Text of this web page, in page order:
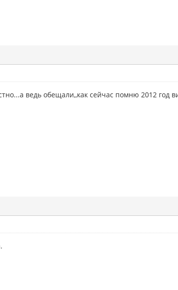
ведь обещали,,как сейчас помню 2012 год